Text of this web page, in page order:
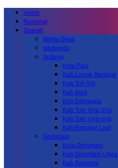
Home
Nasional
Daerah
Berita Desa
situbondo
Sulteng
Kota Palu
Kab.Luwuk Banggai
Kab.Toli-Toli
Kab.Buol
Kab.Donggala
Kab Tojo Una Una
Kab.Tojo Una-una
Kab.Banggai Laut
Gorontalo
Kota Gorontalo
Kab Gorontalo Utara
Kab Boalemo